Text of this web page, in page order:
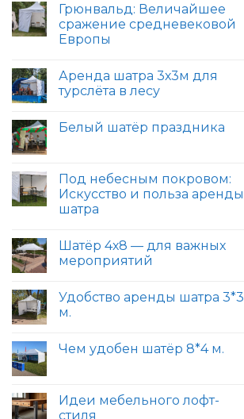
Грюнвальд: Величайшее
сражение средневековой
Европы
Аренда шатра 3х3м для
турслёта в лесу
Белый шатёр праздника
Под небесным покровом:
Искусство и польза аренды
шатра
Шатёр 4х8 — для важных
мероприятий
Удобство аренды шатра 3*3
м.
Чем удобен шатёр 8*4 м.
Идеи мебельного лофт-
стиля